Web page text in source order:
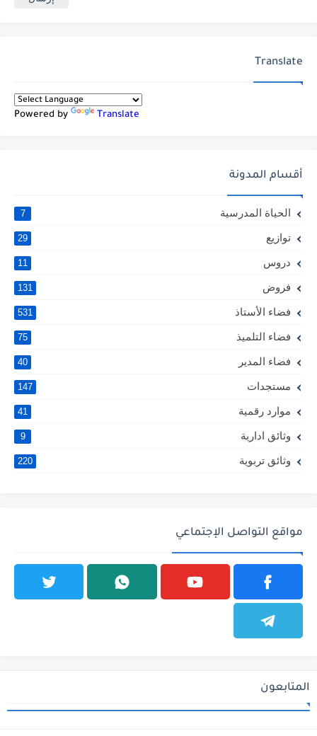
Translate
Powered by Translate
أقسام المدونة
الحياة المدرسية 7
توازيع 29
دروس 11
فروض 131
فضاء الأستاذ 531
فضاء التلميذ 75
فضاء المدير 40
مستجدات 147
موارد رقمية 41
وثائق ادارية 9
وثائق تربوية 220
مواقع التواصل الإجتماعي
المتابعون